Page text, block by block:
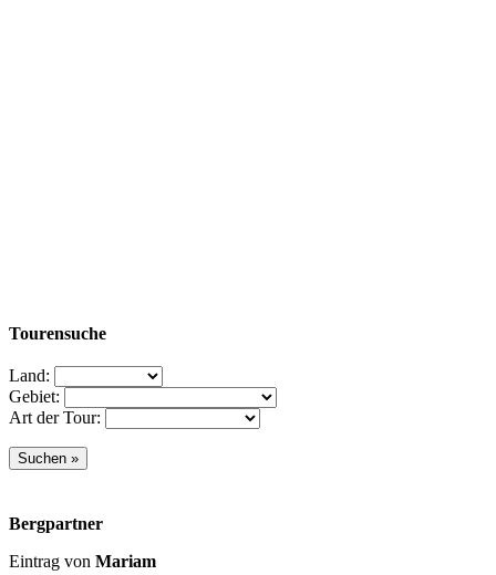
Tourensuche
Land:
Gebiet:
Art der Tour:
Bergpartner
Eintrag von Mariam